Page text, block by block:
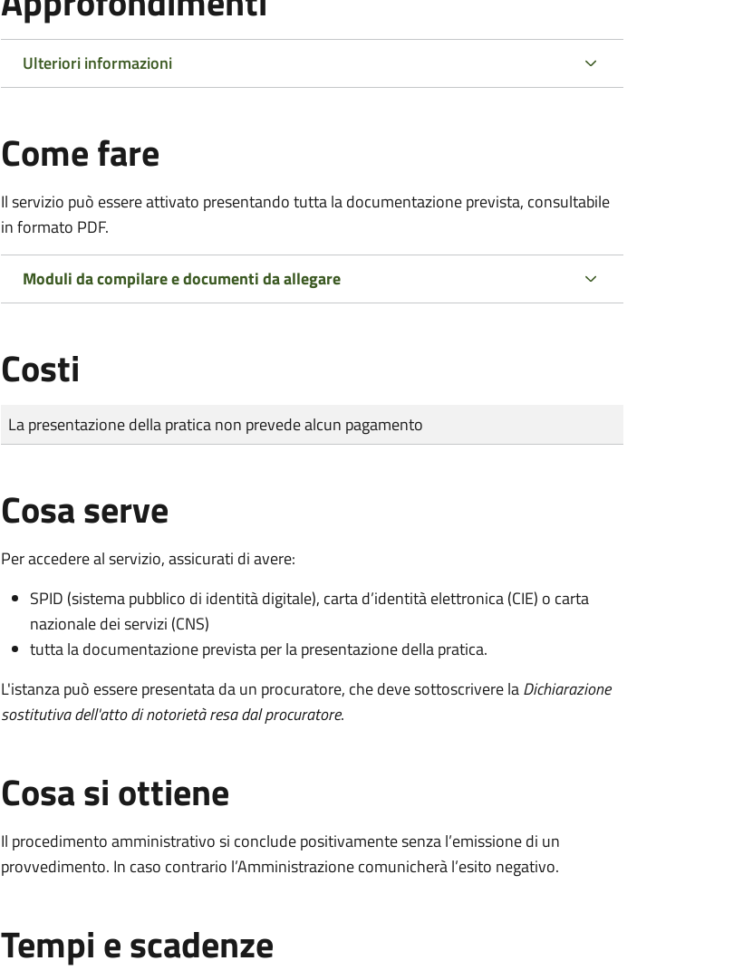
Ulteriori informazioni
Come fare
Il servizio può essere attivato presentando tutta la documentazione prevista, consultabile
in formato PDF.
Moduli da compilare e documenti da allegare
Costi
Tipo di pagamento
Importo
La presentazione della pratica non prevede alcun pagamento
Cosa serve
Per accedere al servizio, assicurati di avere:
SPID (sistema pubblico di identità digitale), carta d’identità elettronica (CIE) o carta
nazionale dei servizi (CNS)
tutta la documentazione prevista per la presentazione della pratica.
L'istanza può essere presentata da un procuratore, che deve sottoscrivere laDichiarazione
sostitutiva dell'atto di notorietà resa dal procuratore.
Cosa si ottiene
Il procedimento amministrativo si conclude positivamente senza l’emissione di un
provvedimento. In caso contrario l’Amministrazione comunicherà l’esito negativo.
Tempi e scadenze